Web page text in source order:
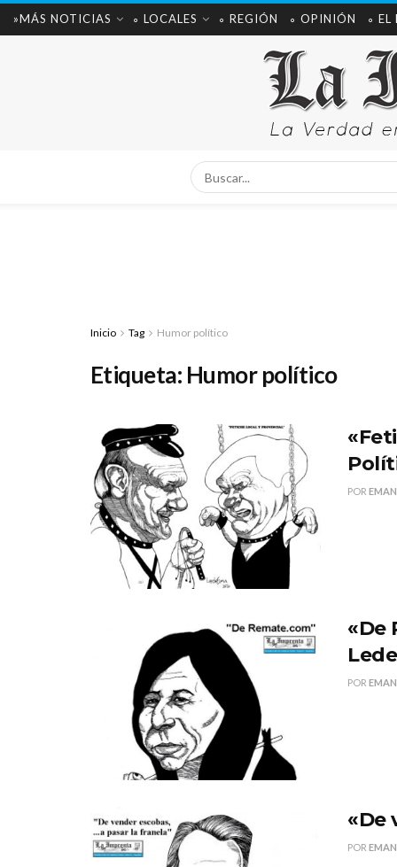
»MÁS NOTICIAS ∘ LOCALES ∘ REGIÓN ∘ OPINIÓN ∘ EL
Inicio Tag Humor político
Etiqueta: Humor político
POR
«De
POR
«De
POR